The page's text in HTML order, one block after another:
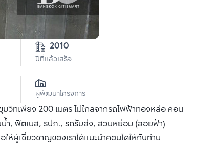
2010
ปีที่แล้วเสร็จ
ผู้พัฒนาโครงการ
ทเพียง 200 เมตร ไม่ไกลจากรถไฟฟ้าทองหล่อ คอน
ำ, ฟิตเนส, รปภ., รถรับส่ง, สวนหย่อม (ลอยฟ้า)
ผู้เชี่ยวชาญของเราได้แนะนำคอนโดให้กับท่าน